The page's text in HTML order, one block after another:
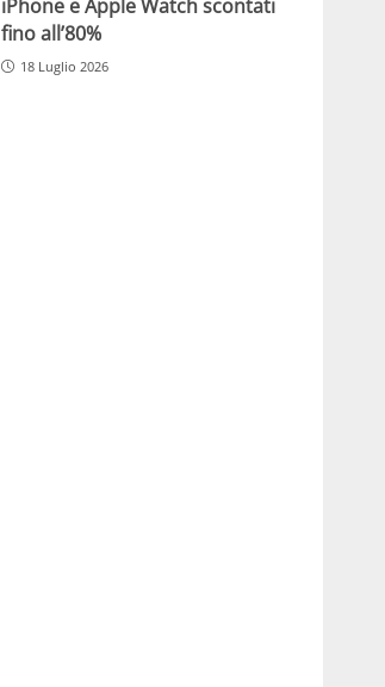
iPhone e Apple Watch scontati
fino all’80%
18 Luglio 2026